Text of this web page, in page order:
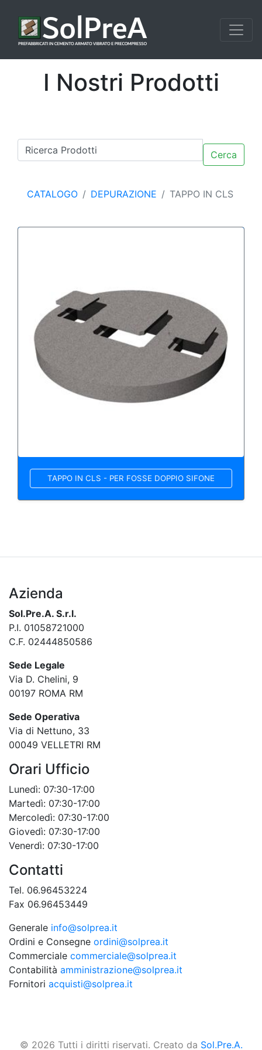
I Nostri Prodotti
Cerca
CATALOGO DEPURAZIONE TAPPO IN CLS
TAPPO IN CLS - PER FOSSE DOPPIO SIFONE
Azienda
Sol.Pre.A. S.r.l.
P.I. 01058721000
C.F. 02444850586
Sede Legale
Via D. Chelini, 9
00197 ROMA RM
Sede Operativa
Via di Nettuno, 33
00049 VELLETRI RM
Orari Ufficio
Lunedì: 07:30-17:00
Martedì: 07:30-17:00
Mercoledì: 07:30-17:00
Giovedì: 07:30-17:00
Venerdì: 07:30-17:00
Contatti
Tel. 06.96453224
Fax 06.96453449
Generale info@solprea.it
Ordini e Consegne ordini@solprea.it
Commerciale commerciale@solprea.it
Contabilità amministrazione@solprea.it
Fornitori acquisti@solprea.it
© 2026 Tutti i diritti riservati. Creato da Sol.Pre.A.